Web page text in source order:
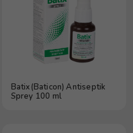
Batix(Baticon) Antiseptik
Sprey 100 ml